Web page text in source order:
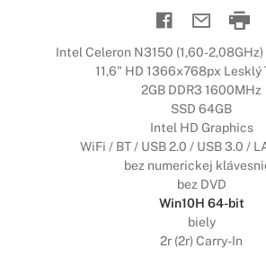
Intel Celeron N3150 (1,60-2,08GHz)
11,6" HD 1366x768px Lesklý
2GB DDR3 1600MHz
SSD 64GB
Intel HD Graphics
WiFi / BT / USB 2.0 / USB 3.0 /
bez numerickej
bez DVD
Win10H 64-bit
biely
2r (2r) Carry-In